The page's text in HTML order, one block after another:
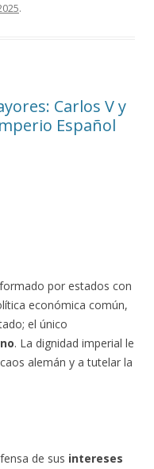
.
Carlos V y
Español
por estados con
económica común,
el único
. La dignidad imperial le
alemán y a tutelar la
de sus intereses